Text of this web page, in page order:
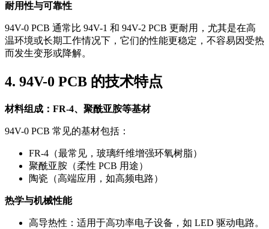
耐用性与可靠性
94V-0 PCB 通常比 94V-1 和 94V-2 PCB 更耐用，尤其是在高
温环境或长期工作情况下，它们的性能更稳定，不容易因受热
而发生变形或降解。
4. 94V-0 PCB 的技术特点
材料组成：FR-4、聚酰亚胺等基材
94V-0 PCB 常见的基材包括：
FR-4（最常见，玻璃纤维增强环氧树脂）
聚酰亚胺（柔性 PCB 用途）
陶瓷（高端应用，如高频电路）
热学与机械性能
高导热性：适用于高功率电子设备，如 LED 驱动电路。